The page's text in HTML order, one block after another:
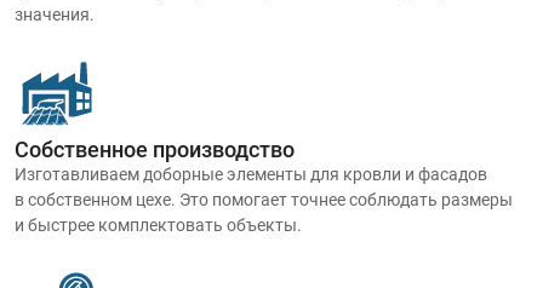
значения.
Собственное производство
Изготавливаем доборные элементы для кровли и фасадов
в собственном цехе. Это помогает точнее соблюдать размеры
и быстрее комплектовать объекты.